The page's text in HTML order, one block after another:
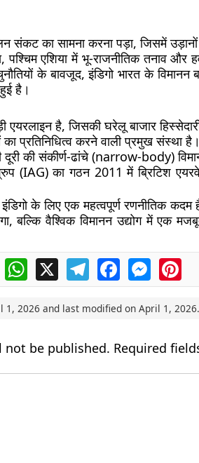
संकट का सामना करना पड़ा, जिसमें
एशिया में भू-राजनीतिक तनाव और
के बावजूद, इंडिगो भारत के
है।
एयरलाइन है, जिसकी घरेलू बाजार
प्रतिनिधित्व करने वाली प्रमुख संस्था है।
की संकीर्ण-ढांचे (narrow-body)
(IAG) का गठन 2011 में ब्रिटिश
इंडिगो के लिए एक महत्वपूर्ण रणनीतिक
बल्कि वैश्विक विमानन उद्योग में एक
WhatsApp
X TelegramFacebook
1, 2026 and last modified on April 1, 2026.
not be published. Required